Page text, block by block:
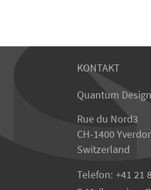
KONTAKT
Quantum
Rue du Nord3
CH-1400
Switzerland
Telefon: +41 21